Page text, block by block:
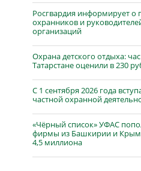
Росгвардия информирует о
охранников и
организаций
Охрана детского отдыха:
Татарстане оценили в 230
С 1 сентября 2026 года
частной охранной
«Чёрный список» УФАС
фирмы из Башкирии и
4,5 миллиона